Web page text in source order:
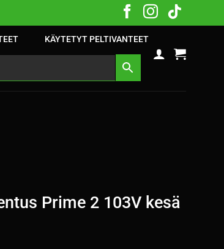
KÄYTETYT PELTIVANTEET
Prime 2 103V kesä